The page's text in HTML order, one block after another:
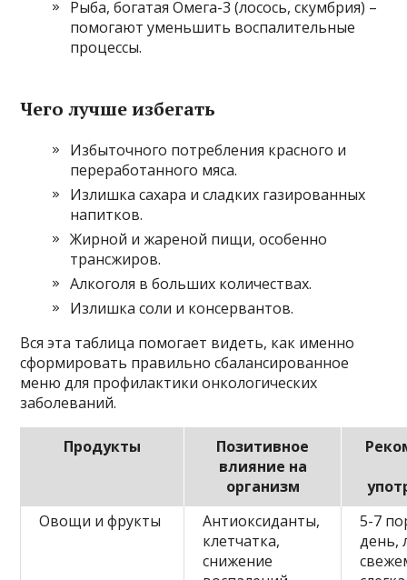
Рыба, богатая Омега-3 (лосось, скумбрия) –
помогают уменьшить воспалительные
процессы.
Чего лучше избегать
Избыточного потребления красного и
переработанного мяса.
Излишка сахара и сладких газированных
напитков.
Жирной и жареной пищи, особенно
трансжиров.
Алкоголя в больших количествах.
Излишка соли и консервантов.
Вся эта таблица помогает видеть, как именно
сформировать правильно сбалансированное
меню для профилактики онкологических
заболеваний.
Продукты
Позитивное
влияние на
организм
Овощи и фрукты
Антиоксиданты,
клетчатка,
снижение
5-7
день,